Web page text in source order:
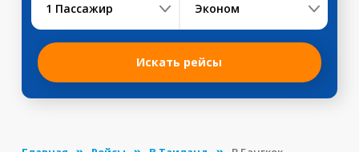
1 Пассажир Эконом
Искать рейсы